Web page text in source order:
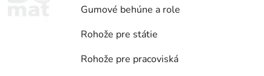
Gumové behúne a role
Rohože pre státie
Rohože pre pracoviská